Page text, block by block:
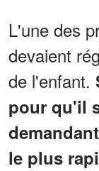
L'une des
devaient
de l'enfant.
pour qu'il
le plus